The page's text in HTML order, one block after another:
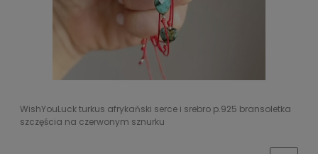
WishYouLuck turkus afrykański serce i srebro p.925 bransoletka
szczęścia na czerwonym sznurku